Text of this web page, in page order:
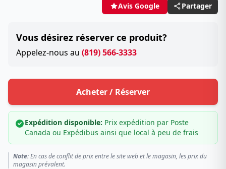
Avis Google Partager
Vous désirez réserver ce produit?
Appelez-nous au (819) 566-3333
Acheter / Réserver
Expédition disponible: Prix expédition par Poste
Canada ou Expédibus ainsi que local à peu de frais
Note:En cas de conflit de prix entre le site web et le magasin, les prix du
magasin prévalent.